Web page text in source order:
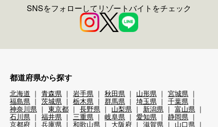
SNSをフォローしてリゾートバイトをチェック
都道府県から探す
北海道 青森県 岩手県 秋田県 山形県
宮城県
福島県
茨城県 栃木県 群馬県 埼玉県
千葉県
神奈川県
東京都 長野県 山梨県 新潟県
富山県
石川県
福井県 三重県 岐阜県 愛知県
静岡県
京都府
兵庫県 和歌山県 大阪府 滋賀県
山口県